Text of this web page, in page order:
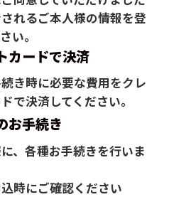
れるご本人様の情報を登
い。
カードで決済
き時に必要な費用をクレ
で決済してください。
お手続き
、各種お手続きを行いま
時にご確認ください